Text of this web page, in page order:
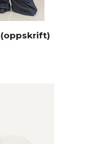
(oppskrift)